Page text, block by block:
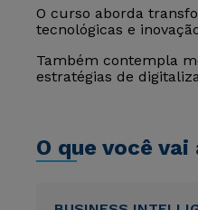
O curso aborda
tecnológicas e
Também contempla
estratégias de
O que você